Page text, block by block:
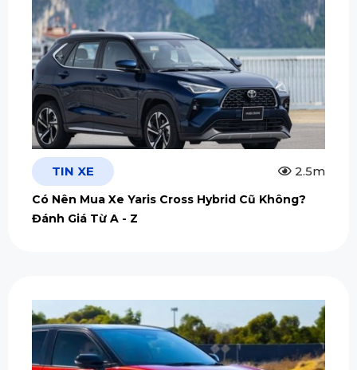
TIN XE 2.5m
Có Nên Mua Xe Yaris Cross Hybrid Cũ Không?
Đánh Giá Từ A - Z